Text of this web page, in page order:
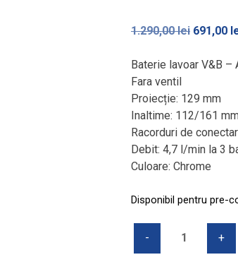
1.290,00lei Prețul
a
1.290,00
691,00
Baterie lavoar V&B –
Fara ventil
Proiecție: 129 mm
Inaltime: 112/161
Racorduri de
Debit: 4,7 l/min la 3
Culoare: Chrome
Disponibil pentru pre-
Cantitate